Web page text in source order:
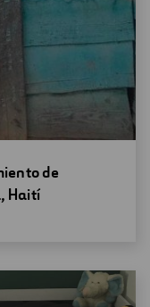
de
Haití